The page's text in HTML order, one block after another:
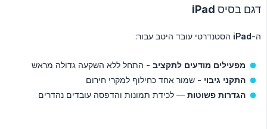
דגם בסיס iPad
ה-iPad הסטנדרטי עובד היטב עבור:
מפעילים מודעים לתקציב - התחל ללא השקעה גדולה מראש
התקני גיבוי - שמור אחד כחילוף למקרי חירום
הגדרות פשוטות — לכידת תמונות והדפסה עובדים נהדרים